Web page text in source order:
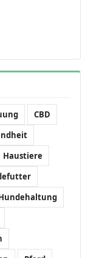
CBD
Haustiere